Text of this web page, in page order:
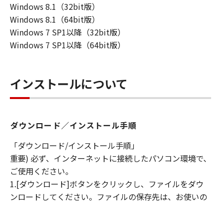
ユーザーは、日本国政府または該当国の政
府より必要な許可等を得ることなしに、本
ソフトウェアの全部または一部を、直接ま
たは間接に輸出してはなりません。
Windows 8.1（32bit版）
Windows 8.1（64bit版）
Windows 7 SP1以降（32bit版）
Windows 7 SP1以降（64bit版）
インストールについて
ダウンロード／インストール手順
「ダウンロード/インストール手順」
重要) 必ず、インターネットに接続したパソコン環境で、
ご使用ください。
1.[ダウンロード]ボタンをクリックし、ファイルをダウ
ンロードしてください。ファイルの保存先は、お使いの